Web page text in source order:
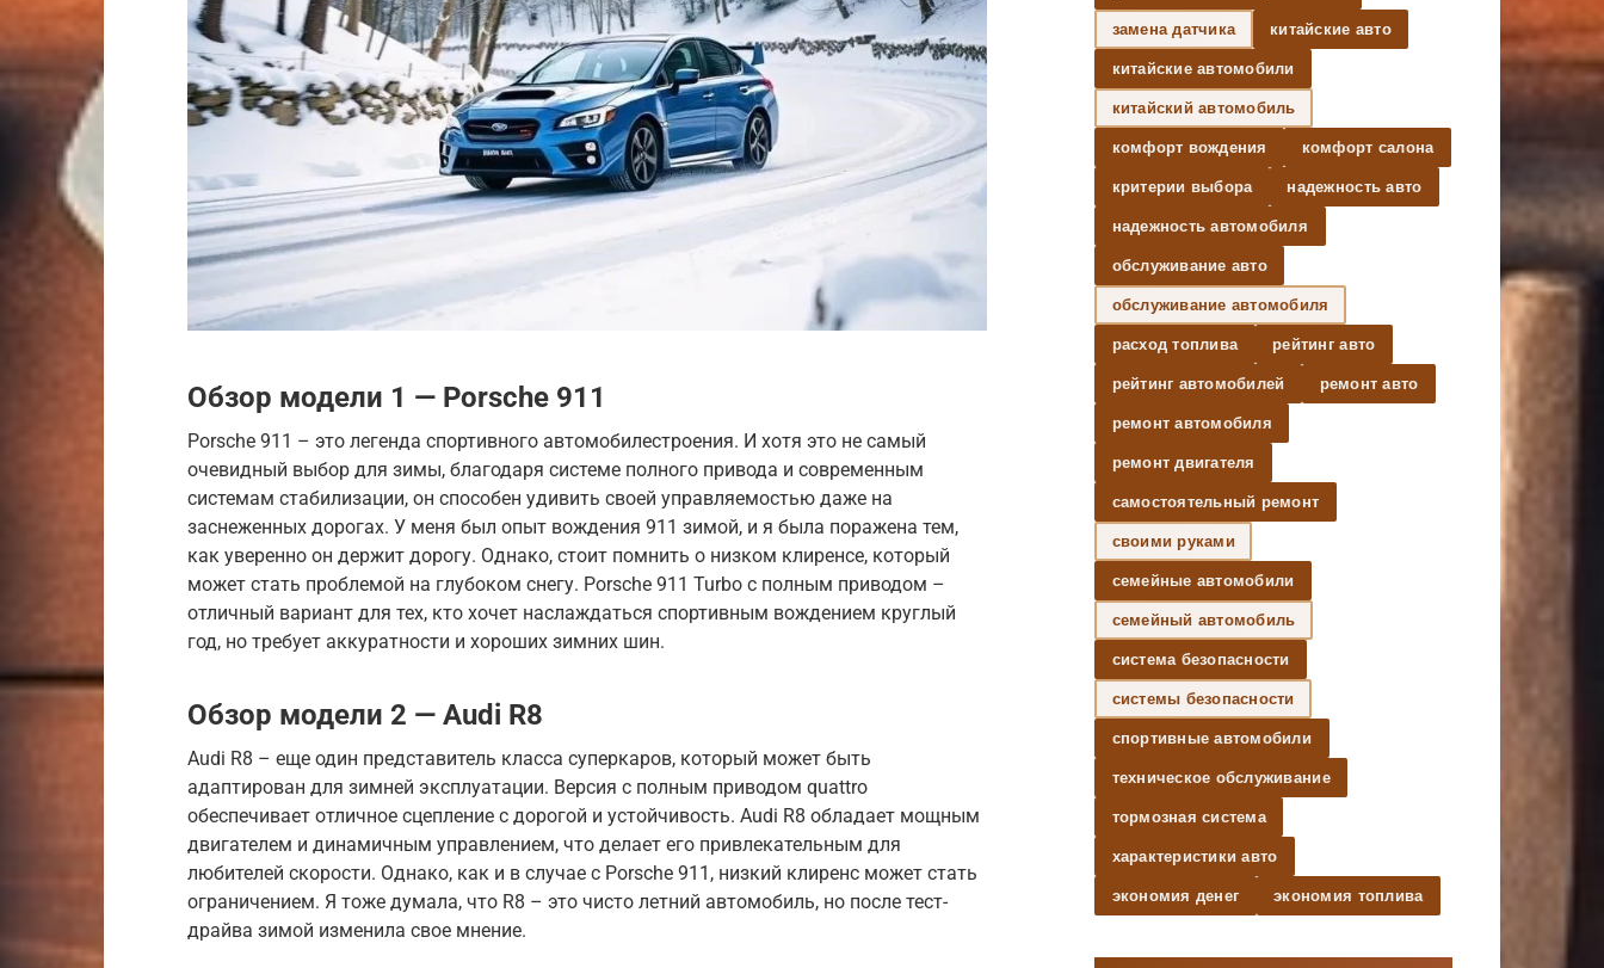
Обзор модели 1 — Porsche 911
Porsche 911 – это легенда спортивного автомобилестроения. И хотя это не самый
очевидный выбор для зимы, благодаря системе полного привода и современным
системам стабилизации, он способен удивить своей управляемостью даже на
заснеженных дорогах. У меня был опыт вождения 911 зимой, и я была поражена тем,
как уверенно он держит дорогу. Однако, стоит помнить о низком клиренсе, который
может стать проблемой на глубоком снегу. Porsche 911 Turbo с полным приводом –
отличный вариант для тех, кто хочет наслаждаться спортивным вождением круглый
год, но требует аккуратности и хороших зимних шин.
Обзор модели 2 — Audi R8
Audi R8 – еще один представитель класса суперкаров, который может быть
адаптирован для зимней эксплуатации. Версия с полным приводом quattro
обеспечивает отличное сцепление с дорогой и устойчивость. Audi R8 обладает мощным
двигателем и динамичным управлением, что делает его привлекательным для
любителей скорости. Однако, как и в случае с Porsche 911, низкий клиренс может стать
ограничением. Я тоже думала, что R8 – это чисто летний автомобиль, но после тест-
драйва зимой изменила свое мнение.
замена датчика китайские авто
китайские автомобили
китайский автомобиль
комфорт вождения комфорт салона
критерии выбора надежность авто
надежность автомобиля
обслуживание авто
обслуживание автомобиля
расход топлива рейтинг авто
рейтинг автомобилей ремонт авто
ремонт автомобиля
ремонт двигателя
самостоятельный ремонт
своими руками
семейные автомобили
семейный автомобиль
система безопасности
системы безопасности
спортивные автомобили
техническое обслуживание
тормозная система
характеристики авто
экономия денег экономия топлива